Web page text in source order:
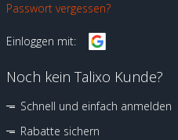
Passwort vergessen?
Einloggen mit:
Noch kein Talixo Kunde?
Schnell und einfach anmelden
Rabatte sichern